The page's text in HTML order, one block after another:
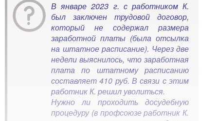
В январе 2023 г. с работником К.
был заключен трудовой договор,
который не содержал размера
заработной платы (была отсылка
на штатное расписание). Через две
недели выяснилось, что заработная
плата по штатному расписанию
составляет 410 руб. В связи с этим
работник К. решил уволиться.
Нужно ли проходить досудебную
процедуру (в профсоюзе работник К.